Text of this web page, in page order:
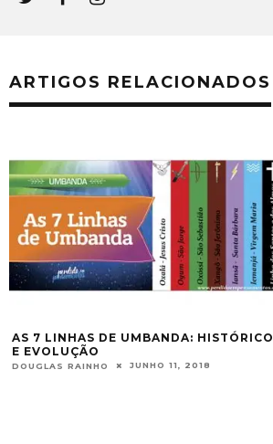
ARTIGOS RELACIONADOS
AS 7 LINHAS DE UMBANDA: HISTÓRICO
E EVOLUÇÃO
DOUGLAS RAINHO JUNHO 11, 2018